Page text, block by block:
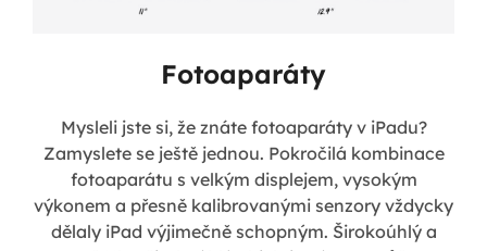
Fotoaparáty
Mysleli jste si, že znáte fotoaparáty v iPadu?
Zamyslete se ještě jednou. Pokročilá kombinace
fotoaparátu s velkým displejem, vysokým
výkonem a přesně kalibrovanými senzory vždycky
dělaly iPad výjimečně schopným. Širokoúhlý a